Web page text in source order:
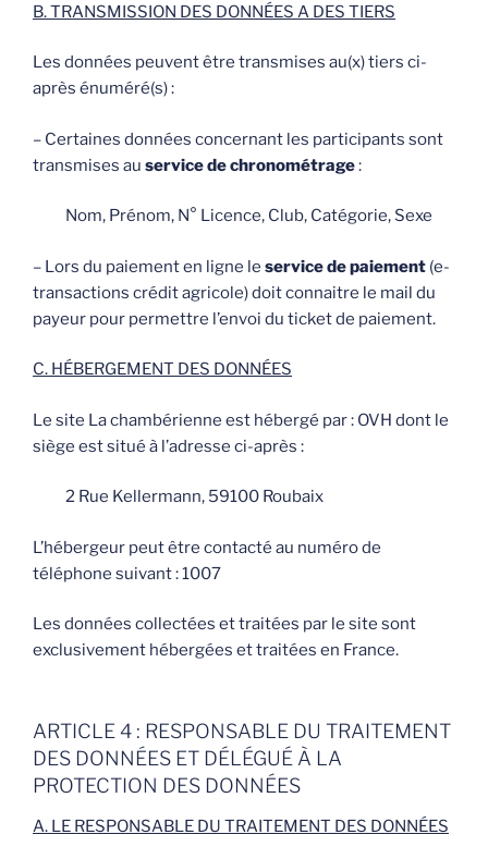
B. TRANSMISSION DES DONNÉES A DES TIERS
Les données peuvent être transmises au(x) tiers ci-
après énuméré(s) :
– Certaines données concernant les participants sont
transmises au service de chronométrage:
Nom, Prénom, N° Licence, Club, Catégorie, Sexe
– Lors du paiement en ligne le service de paiement (e-
transactions crédit agricole) doit connaitre le mail du
payeur pour permettre l’envoi du ticket de paiement.
C. HÉBERGEMENT DES DONNÉES
Le site La chambérienne est hébergé par : OVH dont le
siège est situé à l’adresse ci-après :
2 Rue Kellermann, 59100 Roubaix
L’hébergeur peut être contacté au numéro de
téléphone suivant : 1007
Les données collectées et traitées par le site sont
exclusivement hébergées et traitées en France.
ARTICLE 4 : RESPONSABLE DU TRAITEMENT
DES DONNÉES ET DÉLÉGUÉ À LA
PROTECTION DES DONNÉES
A. LE RESPONSABLE DU TRAITEMENT DES DONNÉES